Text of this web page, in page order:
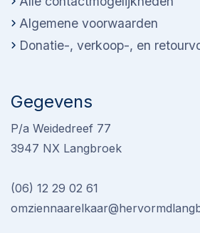
Algemene voorwaarden
Donatie-, verkoop-, en
Gegevens
P/a Weidedreef 77
3947 NX Langbroek
(06) 12 29 02 61